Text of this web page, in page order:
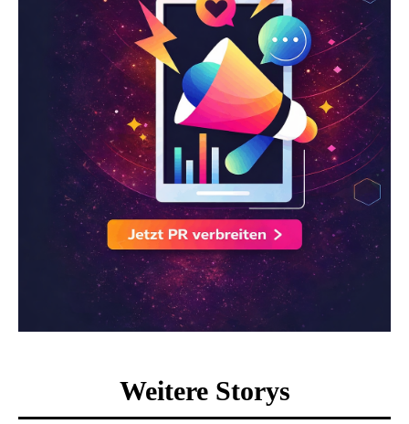
Weitere Storys